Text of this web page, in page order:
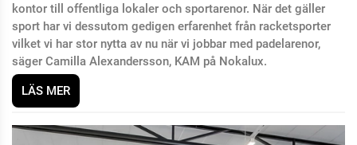
kontor till offentliga lokaler och sportarenor. När det gäller
sport har vi dessutom gedigen erfarenhet från racketsporter
vilket vi har stor nytta av nu när vi jobbar med padelarenor,
säger Camilla Alexandersson, KAM på Nokalux.
LÄS MER